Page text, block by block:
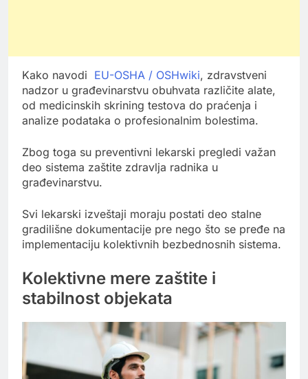
Kako navodi EU-OSHA / OSHwiki, zdravstveni
nadzor u građevinarstvu obuhvata različite alate,
od medicinskih skrining testova do praćenja i
analize podataka o profesionalnim bolestima.
Zbog toga su preventivni lekarski pregledi važan
deo sistema zaštite zdravlja radnika u
građevinarstvu.
Svi lekarski izveštaji moraju postati deo stalne
gradilišne dokumentacije pre nego što se pređe na
implementaciju kolektivnih bezbednosnih sistema.
Kolektivne mere zaštite i
stabilnost objekata